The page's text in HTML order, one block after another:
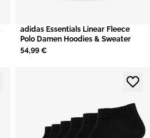
adidas Essentials Linear Fleece
Polo Damen Hoodies & Sweater
54,99 €